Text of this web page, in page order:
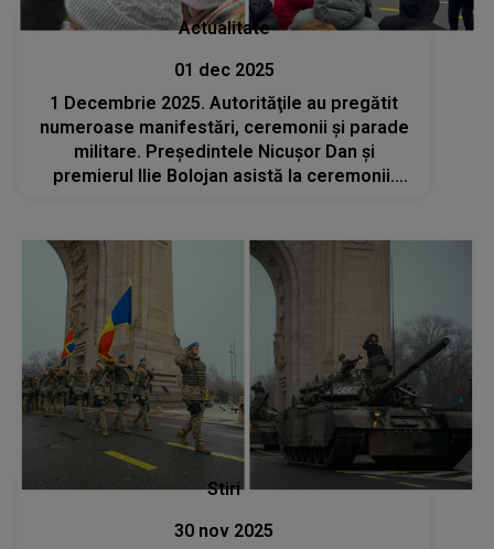
Actualitate
01 dec 2025
1 Decembrie 2025. Autorităţile au pregătit
numeroase manifestări, ceremonii şi parade
militare. Preşedintele Nicuşor Dan şi
premierul Ilie Bolojan asistă la ceremonii.
Stiri
30 nov 2025